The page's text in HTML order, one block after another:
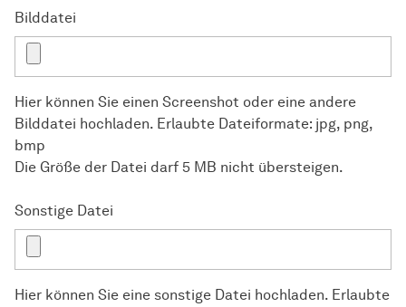
Bilddatei
Hier können Sie einen Screenshot oder eine andere
Bilddatei hochladen. Erlaubte Dateiformate: jpg, png,
bmp
Die Größe der Datei darf 5 MB nicht übersteigen.
Sonstige Datei
Hier können Sie eine sonstige Datei hochladen. Erlaubte